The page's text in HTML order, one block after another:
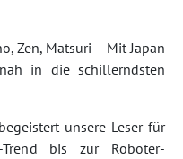
Zen, Matsuri – Mit Japan
in die schillerndsten
unsere Leser für
Trend bis zur Roboter-